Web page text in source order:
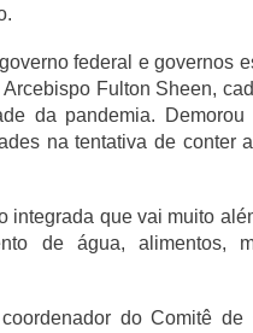
federal e governos
Fulton Sheen,
da pandemia.
na tentativa de conter
que vai muito
de água, alimentos,
do Comitê